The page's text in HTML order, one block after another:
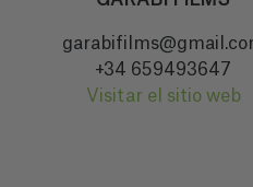
+34 659493647
Visitar el sitio web